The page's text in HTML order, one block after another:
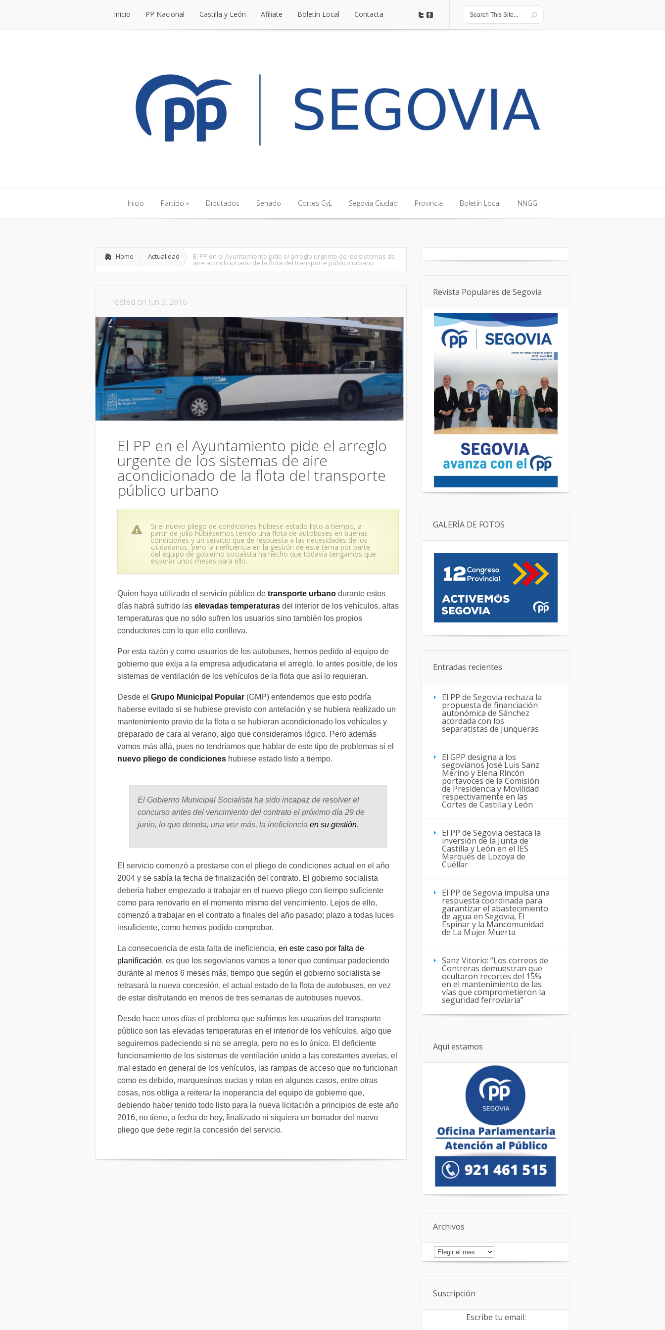
Inicio PP Nacional Castilla y León Afiliate Boletín Local Contacta
Inicio Partido Diputados Senado Cortes CyL Segovia Ciudad Provincia Boletín Local NNGG
Home Actualidad El PP en el Ayuntamiento pide el arreglo urgente de los sistemas de
aire acondicionado de la flota del transporte público urbano
Posted on Jun 9, 2016
El PP en el Ayuntamiento pide el arreglo
urgente de los sistemas de aire
acondicionado de la flota del transporte
público urbano
Si el nuevo pliego de condiciones hubiese estado listo a tiempo, a
partir de julio hubiésemos tenido una flota de autobuses en buenas
condiciones y un servicio que de respuesta a las necesidades de los
ciudadanos, pero la ineficiencia en la gestión de este tema por parte
del equipo de gobierno socialista ha hecho que todavía tengamos que
esperar unos meses para ello.
Quien haya utilizado el servicio público de transporte urbano durante estos
días habrá sufrido las elevadas temperaturas del interior de los vehículos, altas
temperaturas que no sólo sufren los usuarios sino también los propios
conductores con lo que ello conlleva.
Por esta razón y como usuarios de los autobuses, hemos pedido al equipo de
gobierno que exija a la empresa adjudicataria el arreglo, lo antes posible, de los
sistemas de ventilación de los vehículos de la flota que así lo requieran.
Desde el Grupo Municipal Popular (GMP) entendemos que esto podría
haberse evitado si se hubiese previsto con antelación y se hubiera realizado un
mantenimiento previo de la flota o se hubieran acondicionado los vehículos y
preparado de cara al verano, algo que consideramos lógico. Pero además
vamos más allá, pues no tendríamos que hablar de este tipo de problemas si el
nuevo pliego de condiciones hubiese estado listo a tiempo.
El Gobierno Municipal Socialista ha sido incapaz de resolver el
concurso antes del vencimiento del contrato el próximo día 29 de
junio, lo que denota, una vez más, la ineficiencia en su gestión.
El servicio comenzó a prestarse con el pliego de condiciones actual en el año
2004 y se sabía la fecha de finalización del contrato. El gobierno socialista
debería haber empezado a trabajar en el nuevo pliego con tiempo suficiente
como para renovarlo en el momento mismo del vencimiento. Lejos de ello,
comenzó a trabajar en el contrato a finales del año pasado; plazo a todas luces
insuficiente, como hemos podido comprobar.
La consecuencia de esta falta de ineficiencia, en este caso por falta de
planificación, es que los segovianos vamos a tener que continuar padeciendo
durante al menos 6 meses más, tiempo que según el gobierno socialista se
retrasará la nueva concesión, el actual estado de la flota de autobuses, en vez
de estar disfrutando en menos de tres semanas de autobuses nuevos.
Desde hace unos días el problema que sufrimos los usuarios del transporte
público son las elevadas temperaturas en el interior de los vehículos, algo que
seguiremos padeciendo si no se arregla, pero no es lo único. El deficiente
funcionamiento de los sistemas de ventilación unido a las constantes averías, el
mal estado en general de los vehículos, las rampas de acceso que no funcionan
como es debido, marquesinas sucias y rotas en algunos casos, entre otras
cosas, nos obliga a reiterar la inoperancia del equipo de gobierno que,
debiendo haber tenido todo listo para la nueva licitación a principios de este año
2016, no tiene, a fecha de hoy, finalizado ni siquiera un borrador del nuevo
pliego que debe regir la concesión del servicio.
Revista Populares de Segovia
GALERÍA DE FOTOS
Entradas recientes
El PP de Segovia rechaza la
propuesta de financiación
autonómica de Sánchez
acordada con los
separatistas de Junqueras
El GPP designa a los
segovianos José Luis Sanz
Merino y Elena Rincón
portavoces de la Comisión
de Presidencia y Movilidad
respectivamente en las
Cortes de Castilla y León
El PP de Segovia destaca la
inversión de la Junta de
Castilla y León en el IES
Marqués de Lozoya de
Cuéllar
El PP de Segovia impulsa una
respuesta coordinada para
garantizar el abastecimiento
de agua en Segovia, El
Espinar y la Mancomunidad
de La Mujer Muerta
Sanz Vitorio: “Los correos de
Contreras demuestran que
ocultaron recortes del 15%
en el mantenimiento de las
vías que comprometieron la
seguridad ferroviaria”
Aquí estamos
Archivos
Archivos
Suscripción
Escribe tu email: